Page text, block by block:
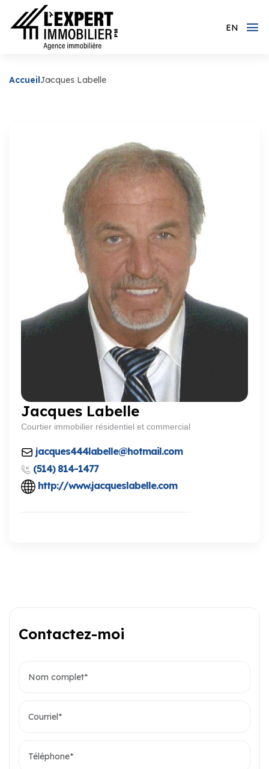
EN
AccueilJacques Labelle
Jacques Labelle
Courtier immobilier résidentiel et commercial
jacques444labelle@hotmail.com
(514) 814-1477
http://www.jacqueslabelle.com
Contactez-moi